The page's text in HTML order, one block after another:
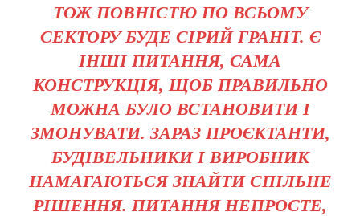
ТОЖ ПОВНІСТЮ ПО ВСЬОМУ
СЕКТОРУ БУДЕ СІРИЙ ГРАНІТ. Є
ІНШІ ПИТАННЯ, САМА
КОНСТРУКЦІЯ, ЩОБ ПРАВИЛЬНО
МОЖНА БУЛО ВСТАНОВИТИ І
ЗМОНУВАТИ. ЗАРАЗ ПРОЄКТАНТИ,
БУДІВЕЛЬНИКИ І ВИРОБНИК
НАМАГАЮТЬСЯ ЗНАЙТИ СПІЛЬНЕ
РІШЕННЯ. ПИТАННЯ НЕПРОСТЕ,